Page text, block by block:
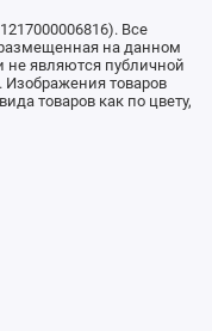
Все
на данном
не являются публичной
Изображения товаров
товаров как по цвету,